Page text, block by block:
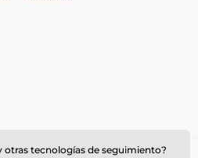
otras tecnologías de seguimiento?